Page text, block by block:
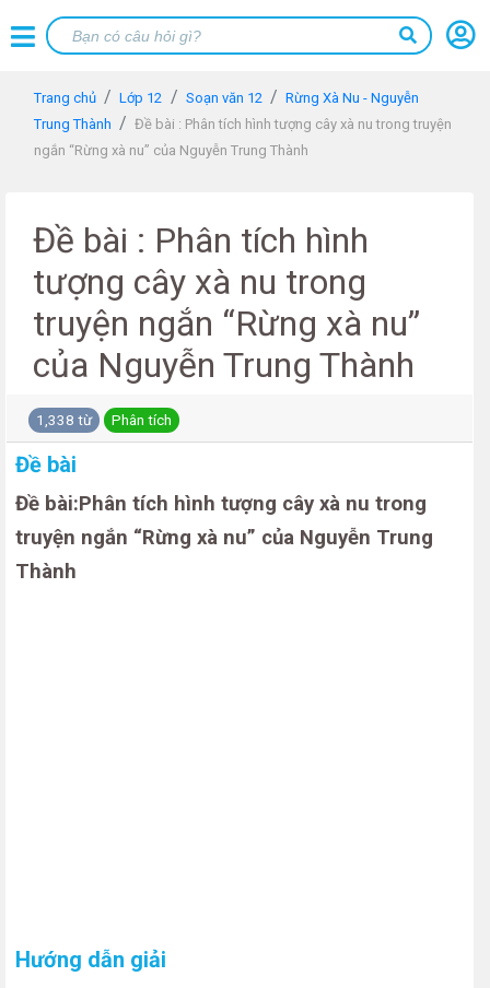
Trang chủ Lớp 12 Soạn văn 12
Rừng Xà Nu - Nguyễn
Trung Thành
Đề bài : Phân tích hình tượng cây xà nu trong truyện
ngắn “Rừng xà nu” của Nguyễn Trung Thành
Đề bài : Phân tích hình
tượng cây xà nu trong
truyện ngắn “Rừng xà nu”
của Nguyễn Trung Thành
1,338 từ Phân tích
Đề bài
Đề bài:Phân tích hình tượng cây xà nu trong
truyện ngắn “Rừng xà nu” của Nguyễn Trung
Thành
Hướng dẫn giải